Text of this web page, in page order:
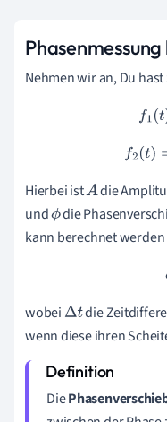
Nehmen wir an, Du
f
f2 (
Hierbei istA die
undϕdie
kann berechnet
wobei Δt die
wenn diese ihren
Die